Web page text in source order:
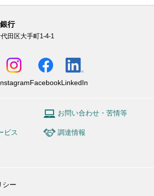
行
田区大手町1-4-1
FacebookLinkedIn
お問い合わせ・苦情等
ビス 調達情報
シー